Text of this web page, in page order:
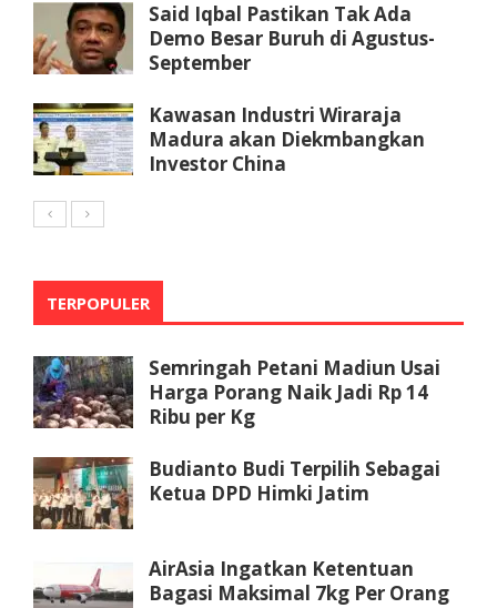
Said Iqbal Pastikan Tak Ada
Demo Besar Buruh di Agustus-
September
Kawasan Industri Wiraraja
Madura akan Diekmbangkan
Investor China
TERPOPULER
Semringah Petani Madiun Usai
Harga Porang Naik Jadi Rp 14
Ribu per Kg
Budianto Budi Terpilih Sebagai
Ketua DPD Himki Jatim
AirAsia Ingatkan Ketentuan
Bagasi Maksimal 7kg Per Orang